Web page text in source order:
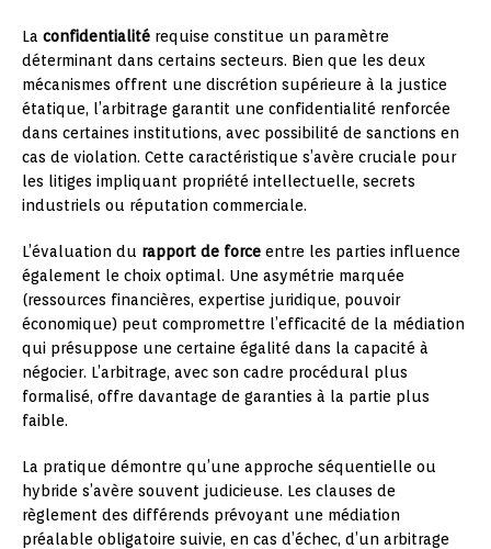
La confidentialité requise constitue un paramètre
déterminant dans certains secteurs. Bien que les deux
mécanismes offrent une discrétion supérieure à la justice
étatique, l’arbitrage garantit une confidentialité renforcée
dans certaines institutions, avec possibilité de sanctions en
cas de violation. Cette caractéristique s’avère cruciale pour
les litiges impliquant propriété intellectuelle, secrets
industriels ou réputation commerciale.
L’évaluation du rapport de force entre les parties influence
également le choix optimal. Une asymétrie marquée
(ressources financières, expertise juridique, pouvoir
économique) peut compromettre l’efficacité de la médiation
qui présuppose une certaine égalité dans la capacité à
négocier. L’arbitrage, avec son cadre procédural plus
formalisé, offre davantage de garanties à la partie plus
faible.
La pratique démontre qu’une approche séquentielle ou
hybride s’avère souvent judicieuse. Les clauses de
règlement des différends prévoyant une médiation
préalable obligatoire suivie, en cas d’échec, d’un arbitrage